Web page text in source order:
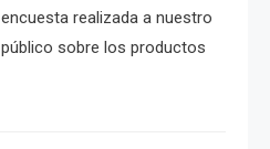
encuesta realizada a nuestro
público sobre los productos